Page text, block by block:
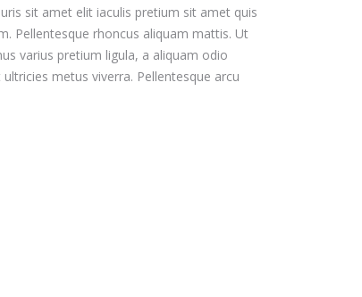
sit amet elit iaculis pretium sit amet quis
Pellentesque rhoncus aliquam mattis. Ut
varius pretium ligula, a aliquam odio
metus viverra. Pellentesque arcu